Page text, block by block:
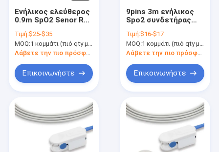
προϊόντα
Σχετικά με εμάς
Ενήλικος ελεύθερος
0.9m SpO2 Senor RD
έλεγχος λατέξ
Τιμή:$25-$35
MOQ:1 κομμάτι (πιό qty με την καλύτερη έκπτωση)
Λάβετε την πιο πρόσφατη τιμή
Επικοινωνήστε
9pins 3m ενήλικος
Spo2 συνδετήρας
αισθητήρων
σιλικόνης
Τιμή:$16-$17
MOQ:1 κομμάτι (πιό qty με την καλύτερη έκπτωση)
Λάβετε την πιο πρόσφατη τιμή
Επικοινωνήστε